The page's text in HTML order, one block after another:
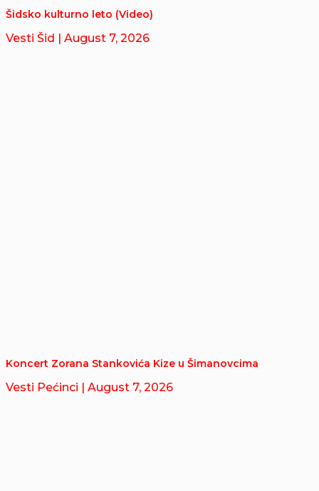
Šidsko kulturno leto (Video)
Vesti Šid | August 7, 2026
Koncert Zorana Stankovića Kize u Šimanovcima
Vesti Pećinci | August 7, 2026